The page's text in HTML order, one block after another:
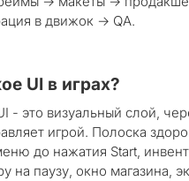
в движок → QA.
UI в играх?
- это визуальный слой,
игрой. Полоска
до нажатия Start,
на паузу, окно магазина,